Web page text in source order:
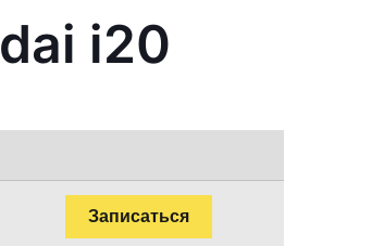
i20
Записаться